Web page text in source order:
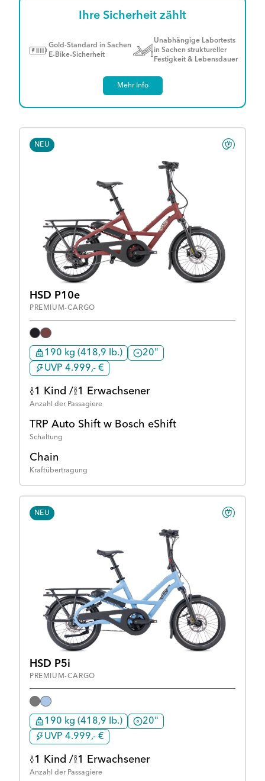
Ihre Sicherheit zählt
Gold-Standard in Sachen
E-Bike-Sicherheit
Unabhängige Labortests
in Sachen struktureller
Festigkeit & Lebensdauer
Mehr Info
NEU
HSD P10e
PREMIUM-CARGO
190 kg (418,9 lb.)
20"
UVP 4.999,- €
1 Kind / 1 Erwachsener
Anzahl der Passagiere
TRP Auto Shift w Bosch eShift
Schaltung
Chain
Kraftübertragung
NEU
HSD P5i
PREMIUM-CARGO
190 kg (418,9 lb.)
20"
UVP 4.999,- €
1 Kind / 1 Erwachsener
Anzahl der Passagiere